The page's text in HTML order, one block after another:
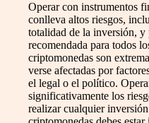
Operar con instrumentos
conlleva altos riesgos,
totalidad de la inversión, y
recomendada para todos
criptomonedas son
verse afectadas por
el legal o el político.
significativamente los
realizar cualquier